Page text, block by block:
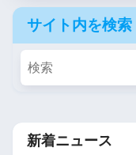
サイト内を検索
新着ニュース